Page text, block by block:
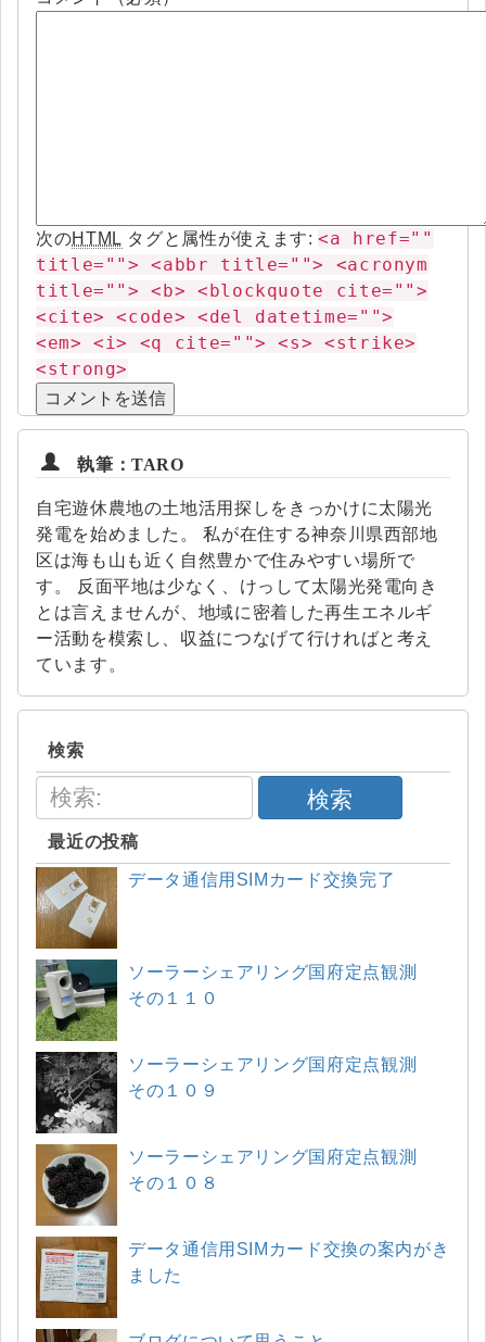
次のHTML タグと属性が使えます:<a href=""
title=""> <abbr title=""> <acronym
title=""> <b> <blockquote cite="">
<cite> <code> <del datetime="">
<em> <i> <q cite=""> <s> <strike>
<strong>
執筆：TARO
自宅遊休農地の土地活用探しをきっかけに太陽光
発電を始めました。 私が在住する神奈川県西部地
区は海も山も近く自然豊かで住みやすい場所で
す。 反面平地は少なく、けっして太陽光発電向き
とは言えませんが、地域に密着した再生エネルギ
ー活動を模索し、収益につなげて行ければと考え
ています。
検索
検索
最近の投稿
データ通信用SIMカード交換完了
ソーラーシェアリング国府定点観測
その１１０
ソーラーシェアリング国府定点観測
その１０９
ソーラーシェアリング国府定点観測
その１０８
データ通信用SIMカード交換の案内がき
ました